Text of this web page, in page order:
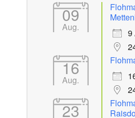
09
Aug.
9
16
Aug.
23